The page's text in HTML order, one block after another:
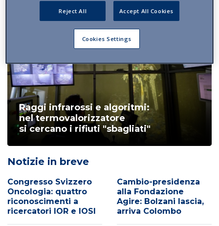
Raggi infrarossi e algoritmi:
nel termovalorizzatore
si cercano i rifiuti "sbagliati"
Notizie in breve
Congresso Svizzero
Oncologia: quattro
riconoscimenti a
ricercatori IOR e IOSI
Cambio-presidenza
alla Fondazione
Agire: Bolzani lascia,
arriva Colombo
Reject All Accept All Cookies
Cookies Settings